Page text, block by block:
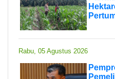
Rabu, 05 Agustus 2026